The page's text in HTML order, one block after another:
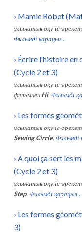
› Mamie Robot
ұсынатын оқу іс-
Фильмді қараңыз...
› Écrire l'histoire en
(Cycle 2 et 3)
ұсынатын оқу іс-
фильмнен Hi. Фильмді
› Les formes
ұсынатын оқу іс-
Sewing Circle. Фильмді
› À quoi ça sert les
(Cycle 2 et 3)
ұсынатын оқу іс-
Step. Фильмді қараңыз...
› Les formes
3)